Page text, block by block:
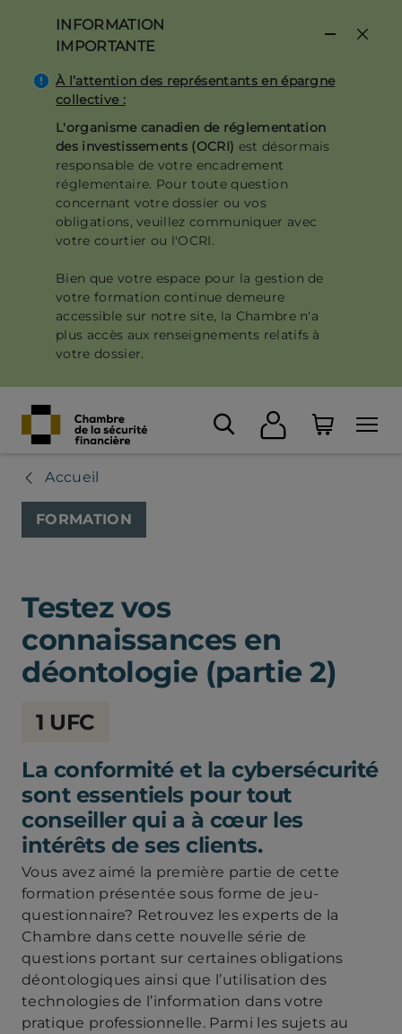
contenu
principal
INFORMATION
IMPORTANTE
À l’attention des représentants en épargne
collective :
L'organisme canadien de réglementation
des investissements (OCRI) est désormais
responsable de votre encadrement
réglementaire. Pour toute question
concernant votre dossier ou vos
obligations, veuillez communiquer avec
votre courtier ou l'OCRI.
Bien que votre espace pour la gestion de
votre formation continue demeure
accessible sur notre site, la Chambre n'a
plus accès aux renseignements relatifs à
votre dossier.
Accueil
FORMATION
Testez vos
connaissances en
déontologie (partie 2)
de
sécurité
financière
1 UFC
La conformité et la cybersécurité
sont essentiels pour tout
conseiller qui a à cœur les
intérêts de ses clients.
Vous avez aimé la première partie de cette
formation présentée sous forme de jeu-
questionnaire? Retrouvez les experts de la
Chambre dans cette nouvelle série de
questions portant sur certaines obligations
déontologiques ainsi que l’utilisation des
technologies de l’information dans votre
pratique professionnelle. Parmi les sujets au